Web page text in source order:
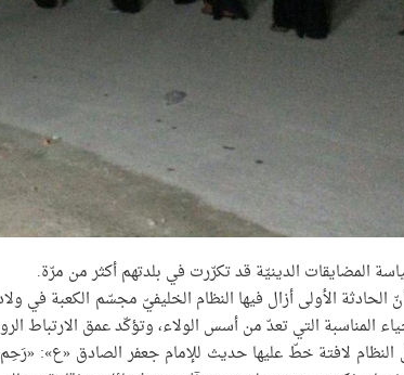
المضايقات الدينيّة قد تكرّرت في بلدتهم أكثر من مرّة.
الحادثة الأولى أزال فيها النظام الخليفيّ مجسّم الكعبة في
المناسبة التي تعدّ من أسس الولاء، وتؤكّد عمق الارتباط
النظام لافتة خطّ عليها حديث للإمام جعفر الصادق «ع»: